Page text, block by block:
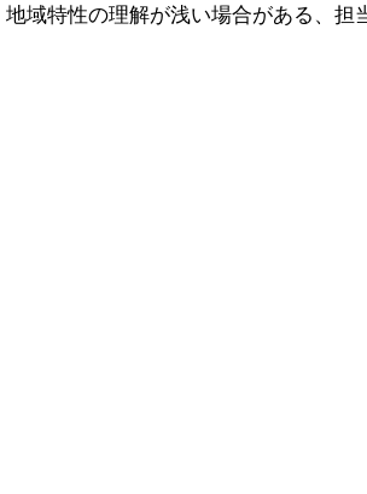
地域特性の理解が浅い場合がある、担